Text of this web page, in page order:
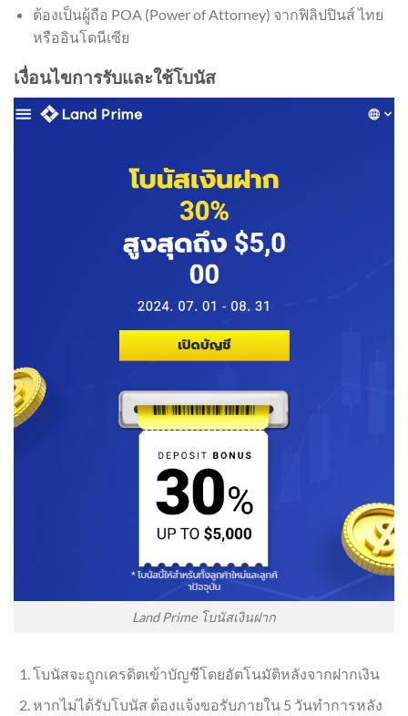
ต้องเป็นผู้ถือ POA (Power of Attorney) จากฟิลิปปินส์ ไทย
หรืออินโดนีเซีย
เงื่อนไขการรับและใช้โบนัส
Land Prime โบนัสเงินฝาก
โบนัสจะถูกเครดิตเข้าบัญชีโดยอัตโนมัติหลังจากฝากเงิน
หากไม่ได้รับโบนัส ต้องแจ้งขอรับภายใน 5 วันทำการหลัง